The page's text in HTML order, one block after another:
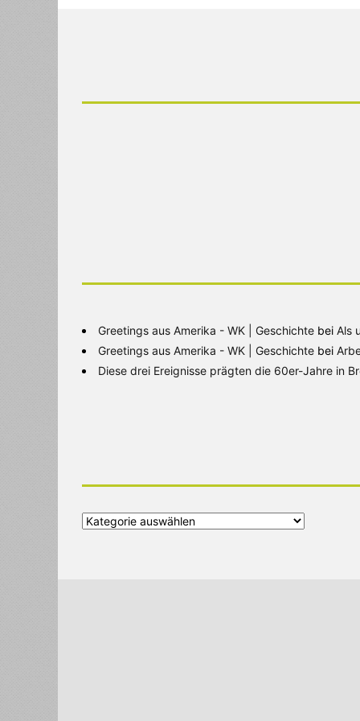
Greetings aus Amerika - WK | Geschichte bei Als
Greetings aus Amerika - WK | Geschichte bei
Diese drei Ereignisse prägten die 60er-Jahre in
Alle